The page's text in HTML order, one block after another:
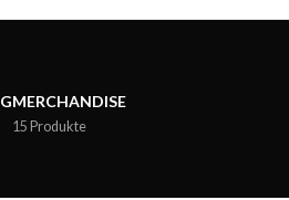
MERCHANDISE
15 Produkte